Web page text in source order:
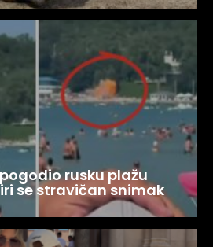
rusku plažu
se stravičan snimak